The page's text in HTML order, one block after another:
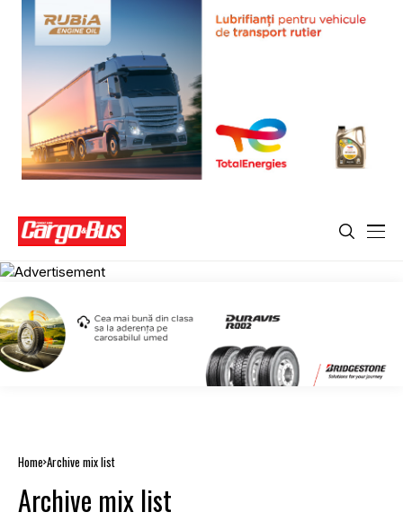
Home Archive mix list
Archive mix list